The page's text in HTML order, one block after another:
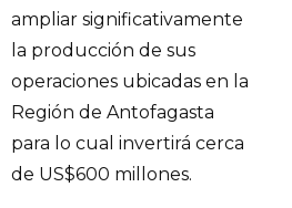
ampliar significativamente
la producción de sus
operaciones ubicadas en la
Región de Antofagasta
para lo cual invertirá cerca
de US$600 millones.